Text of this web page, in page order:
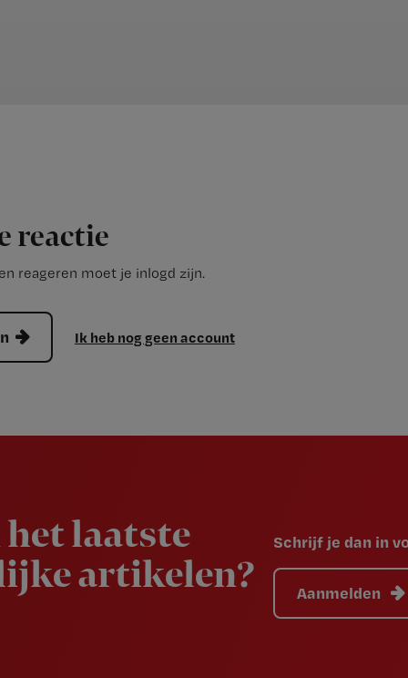
reactie
reageren moet je inlogd zijn.
Ik heb nog geen account
laatste
artikelen?
Schrijf je dan in
Aanmelden